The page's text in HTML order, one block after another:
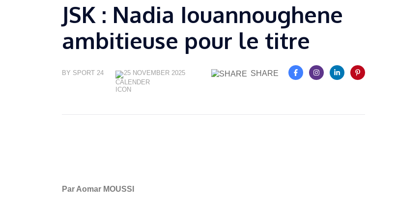
JSK : Nadia Iouannoughene
ambitieuse pour le titre
BY SPORT 24 25 NOVEMBER 2025 SHARE
Par Aomar MOUSSI